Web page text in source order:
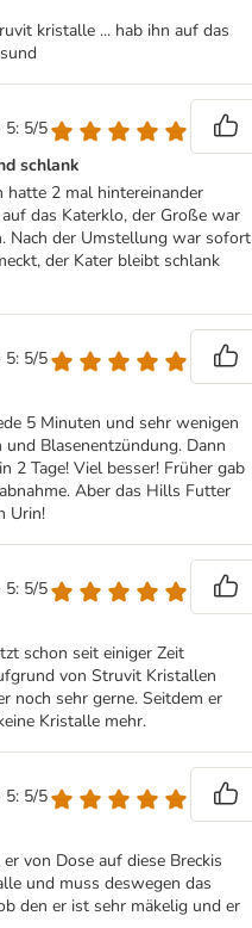
kristalle ... hab ihn auf das
5: 5/5
schlank
hatte 2 mal hintereinander
das Katerklo, der Große war
Nach der Umstellung war sofort
der Kater bleibt schlank
5: 5/5
5 Minuten und sehr wenigen
Blasenentzündung. Dann
2 Tage! Viel besser! Früher gab
Aber das Hills Futter
Urin!
5: 5/5
schon seit einiger Zeit
von Struvit Kristallen
noch sehr gerne. Seitdem er
Kristalle mehr.
5: 5/5
von Dose auf diese Breckis
und muss deswegen das
den er ist sehr mäkelig und er